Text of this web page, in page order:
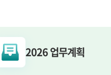
2026 업무계획